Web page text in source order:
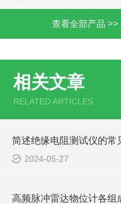
查看全部产品 >>
相关文章
RELATED ARTICLES
2024-05-27